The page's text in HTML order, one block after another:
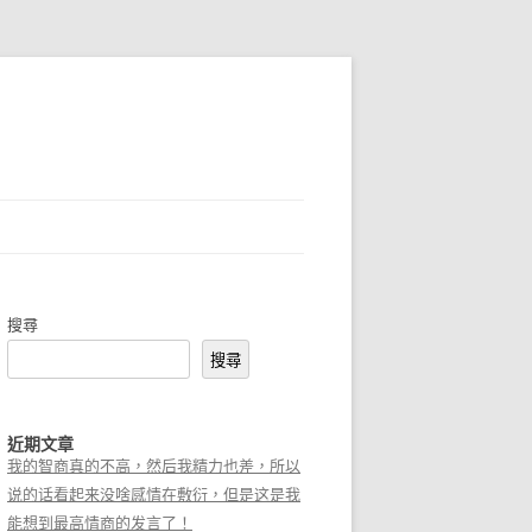
搜尋
搜尋
近期文章
我的智商真的不高，然后我精力也差，所以
说的话看起来没啥感情在敷衍，但是这是我
能想到最高情商的发言了！